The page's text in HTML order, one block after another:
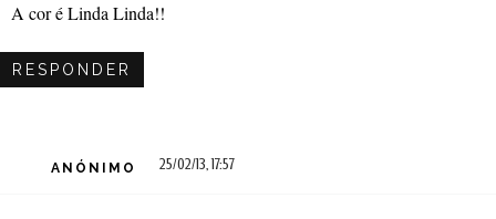
A cor é Linda Linda!!
RESPONDER
ANÓNIMO 25/02/13, 17:57